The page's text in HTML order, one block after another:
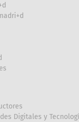
Digitales y